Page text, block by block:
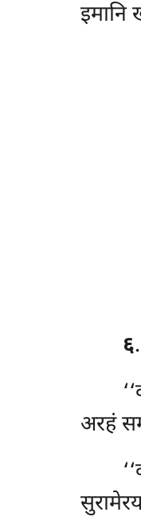
इमानि
६
अरहं